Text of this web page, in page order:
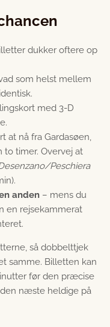
dukker oftere op
som helst mellem
med 3-D
at nå fra Gardasøen,
to timer. Overvej at
Peschiera
anden – mens du
en rejsekammerat
så dobbelttjek
samme. Billetten kan
før den præcise
den næste heldige på